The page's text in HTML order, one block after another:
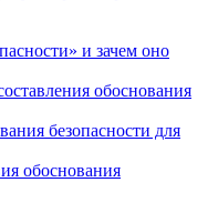
и зачем оно
обоснования
безопасности для
обоснования